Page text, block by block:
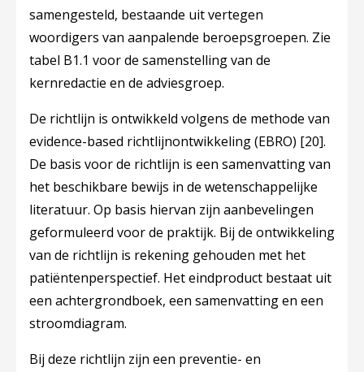
samengesteld, bestaande uit vertegen
woordigers van aanpalende beroepsgroepen. Zie
tabel B1.1 voor de samenstelling van de
kernredactie en de adviesgroep.
De richtlijn is ontwikkeld volgens de methode van
evidence-based richtlijnontwikkeling (EBRO) [20].
De basis voor de richtlijn is een samenvatting van
het beschikbare bewijs in de wetenschappelijke
literatuur. Op basis hiervan zijn aanbevelingen
geformuleerd voor de praktijk. Bij de ontwikkeling
van de richtlijn is rekening gehouden met het
patiëntenperspectief. Het eindproduct bestaat uit
een achtergrondboek, een samenvatting en een
stroomdiagram.
Bij deze richtlijn zijn een preventie- en